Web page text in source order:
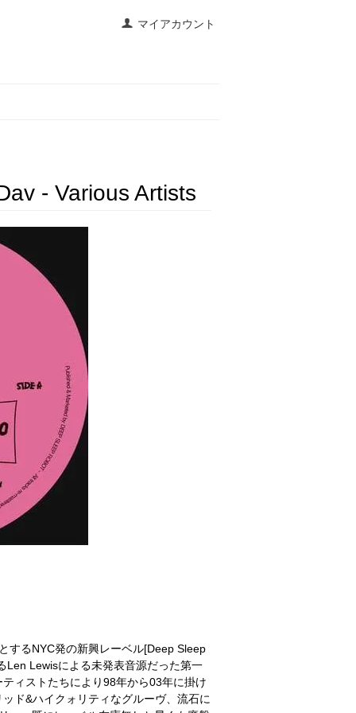
マイアカウント
- Various Artists
するNYC発の新興レーベル[Deep Sleep
Len Lewisによる未発表音源だった第一
ィストたちにより98年から03年に掛け
ド&ハイクォリティなグルーヴ、流石に